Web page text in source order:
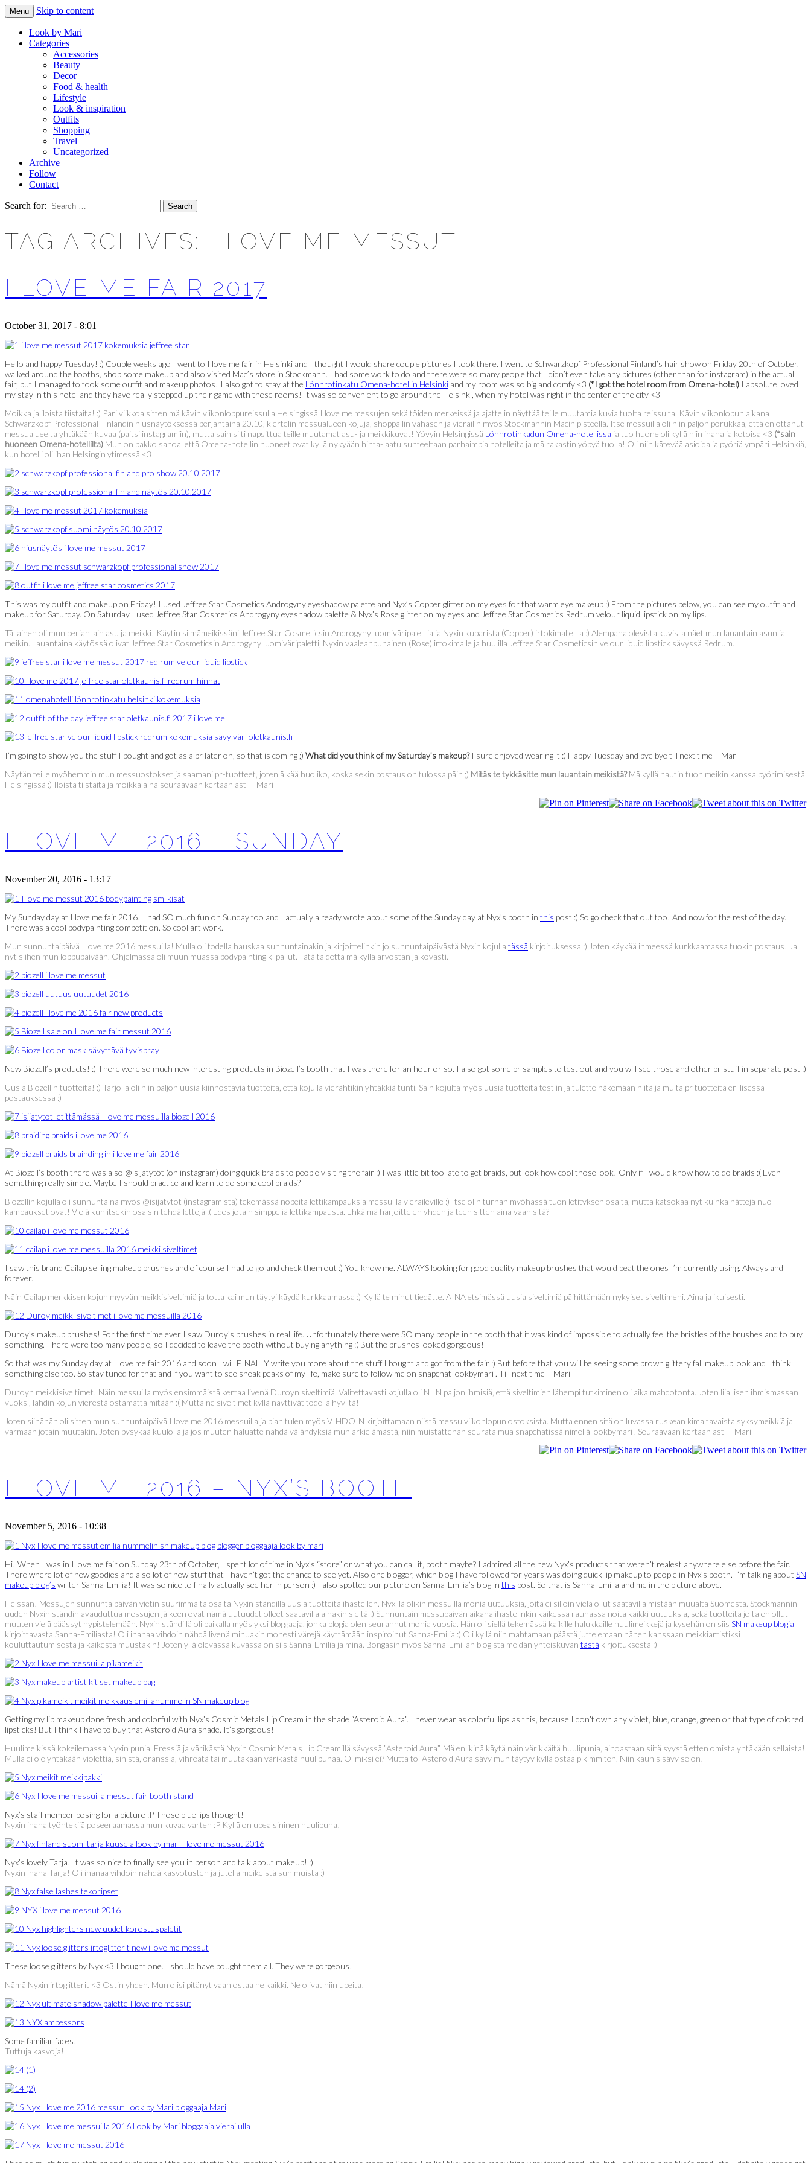
LOOK BY MARI
Makeup & beauty blog
Menu Skip to content
Look by Mari
Categories
Accessories
Beauty
Decor
Food & health
Lifestyle
Look & inspiration
Outfits
Shopping
Travel
Uncategorized
Archive
Follow
Contact
Search for:
TAG ARCHIVES: I LOVE ME MESSUT
I LOVE ME FAIR 2017
October 31, 2017 - 8:01
Hello and happy Tuesday! :) Couple weeks ago I went to I love me fair in Helsinki and I thought I would share couple pictures I took there. I went to Schwarzkopf Professional Finland’s hair show on Friday 20th of October,
walked around the booths, shop some makeup and also visited Mac’s store in Stockmann. I had some work to do and there were so many people that I didn’t even take any pictures (other than for instagram) in the actual
fair, but I managed to took some outfit and makeup photos! I also got to stay at the Lönnrotinkatu Omena-hotel in Helsinki and my room was so big and comfy <3 (*I got the hotel room from Omena-hotel) I absolute loved
my stay in this hotel and they have really stepped up their game with these rooms! It was so convenient to go around the Helsinki, when my hotel was right in the center of the city <3
Moikka ja iloista tiistaita! :) Pari viikkoa sitten mä kävin viikonloppureissulla Helsingissä I love me messujen sekä töiden merkeissä ja ajattelin näyttää teille muutamia kuvia tuolta reissulta. Kävin viikonlopun aikana
Schwarzkopf Professional Finlandin hiusnäytöksessä perjantaina 20.10, kiertelin messualueen kojuja, shoppailin vähäsen ja vierailin myös Stockmannin Macin pisteellä. Itse messuilla oli niin paljon porukkaa, että en ottanut
messualueelta yhtäkään kuvaa (paitsi instagramiin), mutta sain silti napsittua teille muutamat asu- ja meikkikuvat! Yövyin Helsingissä Lönnrotinkadun Omena-hotellissa ja tuo huone oli kyllä niin ihana ja kotoisa <3 (*sain
huoneen Omena-hotellilta) Mun on pakko sanoa, että Omena-hotellin huoneet ovat kyllä nykyään hinta-laatu suhteeltaan parhaimpia hotelleita ja mä rakastin yöpyä tuolla! Oli niin kätevää asioida ja pyöriä ympäri Helsinkiä,
kun hotelli oli ihan Helsingin ytimessä <3
This was my outfit and makeup on Friday! I used Jeffree Star Cosmetics Androgyny eyeshadow palette and Nyx’s Copper glitter on my eyes for that warm eye makeup :) From the pictures below, you can see my outfit and
makeup for Saturday. On Saturday I used Jeffree Star Cosmetics Androgyny eyeshadow palette & Nyx’s Rose glitter on my eyes and Jeffree Star Cosmetics Redrum velour liquid lipstick on my lips.
Tällainen oli mun perjantain asu ja meikki! Käytin silmämeikissäni Jeffree Star Cosmeticsin Androgyny luomiväripalettia ja Nyxin kuparista (Copper) irtokimalletta :) Alempana olevista kuvista näet mun lauantain asun ja
meikin. Lauantaina käytössä olivat Jeffree Star Cosmeticsin Androgyny luomiväripaletti, Nyxin vaaleanpunainen (Rose) irtokimalle ja huulilla Jeffree Star Cosmeticsin velour liquid lipstick sävyssä Redrum.
I’m going to show you the stuff I bought and got as a pr later on, so that is coming ;) What did you think of my Saturday’s makeup?I sure enjoyed wearing it :) Happy Tuesday and bye bye till next time – Mari
Näytän teille myöhemmin mun messuostokset ja saamani pr-tuotteet, joten älkää huoliko, koska sekin postaus on tulossa päin ;) Mitäs te tykkäsitte mun lauantain meikistä?Mä kyllä nautin tuon meikin kanssa pyörimisestä
Helsingissä :) Iloista tiistaita ja moikka aina seuraavaan kertaan asti – Mari
I LOVE ME 2016 – SUNDAY
November 20, 2016 - 13:17
My Sunday day at I love me fair 2016! I had SO much fun on Sunday too and I actually already wrote about some of the Sunday day at Nyx’s booth in this post :) So go check that out too! And now for the rest of the day.
There was a cool bodypainting competition. So cool art work.
Mun sunnuntaipäivä I love me 2016 messuilla! Mulla oli todella hauskaa sunnuntainakin ja kirjoittelinkin jo sunnuntaipäivästä Nyxin kojulla tässä kirjoituksessa :) Joten käykää ihmeessä kurkkaamassa tuokin postaus! Ja
nyt siihen mun loppupäivään. Ohjelmassa oli muun muassa bodypainting kilpailut. Tätä taidetta mä kyllä arvostan ja kovasti.
New Biozell’s products! :) There were so much new interesting products in Biozell’s booth that I was there for an hour or so. I also got some pr samples to test out and you will see those and other pr stuff in separate post :)
Uusia Biozellin tuotteita! :) Tarjolla oli niin paljon uusia kiinnostavia tuotteita, että kojulla vierähtikin yhtäkkiä tunti. Sain kojulta myös uusia tuotteita testiin ja tulette näkemään niitä ja muita pr tuotteita erillisessä
postauksessa :)
At Biozell’s booth there was also @isijatytöt (on instagram) doing quick braids to people visiting the fair :) I was little bit too late to get braids, but look how cool those look! Only if I would know how to do braids :( Even
something really simple. Maybe I should practice and learn to do some cool braids?
Biozellin kojulla oli sunnuntaina myös @isijatytot (instagramista) tekemässä nopeita lettikampauksia messuilla vieraileville :) Itse olin turhan myöhässä tuon letityksen osalta, mutta katsokaa nyt kuinka nättejä nuo
kampaukset ovat! Vielä kun itsekin osaisin tehdä lettejä :( Edes jotain simppeliä lettikampausta. Ehkä mä harjoittelen yhden ja teen sitten aina vaan sitä?
I saw this brand Cailap selling makeup brushes and of course I had to go and check them out :) You know me. ALWAYS looking for good quality makeup brushes that would beat the ones I’m currently using. Always and
forever.
Näin Cailap merkkisen kojun myyvän meikkisiveltimiä ja totta kai mun täytyi käydä kurkkaamassa :) Kyllä te minut tiedätte. AINA etsimässä uusia siveltimiä päihittämään nykyiset siveltimeni. Aina ja ikuisesti.
Duroy’s makeup brushes! For the first time ever I saw Duroy’s brushes in real life. Unfortunately there were SO many people in the booth that it was kind of impossible to actually feel the bristles of the brushes and to buy
something. There were too many people, so I decided to leave the booth without buying anything :( But the brushes looked gorgeous!
So that was my Sunday day at I love me fair 2016 and soon I will FINALLY write you more about the stuff I bought and got from the fair :) But before that you will be seeing some brown glittery fall makeup look and I think
something else too. So stay tuned for that and if you want to see sneak peaks of my life, make sure to follow me on snapchat lookbymari . Till next time – Mari
Duroyn meikkisiveltimet! Näin messuilla myös ensimmäistä kertaa livenä Duroyn siveltimiä. Valitettavasti kojulla oli NIIN paljon ihmisiä, että siveltimien lähempi tutkiminen oli aika mahdotonta. Joten liiallisen ihmismassan
vuoksi, lähdin kojun vierestä ostamatta mitään :( Mutta ne siveltimet kyllä näyttivät todella hyviltä!
Joten siinähän oli sitten mun sunnuntaipäivä I love me 2016 messuilla ja pian tulen myös VIHDOIN kirjoittamaan niistä messu viikonlopun ostoksista. Mutta ennen sitä on luvassa ruskean kimaltavaista syksymeikkiä ja
varmaan jotain muutakin. Joten pysykää kuulolla ja jos muuten haluatte nähdä välähdyksiä mun arkielämästä, niin muistattehan seurata mua snapchatissä nimellä lookbymari . Seuraavaan kertaan asti – Mari
I LOVE ME 2016 – NYX’S BOOTH
November 5, 2016 - 10:38
Hi! When I was in I love me fair on Sunday 23th of October, I spent lot of time in Nyx’s “store” or what you can call it, booth maybe? I admired all the new Nyx’s products that weren’t realest anywhere else before the fair.
There where lot of new goodies and also lot of new stuff that I haven’t got the chance to see yet. Also one blogger, which blog I have followed for years was doing quick lip makeup to people in Nyx’s booth. I’m talking about SN
makeup blog’s writer Sanna-Emilia! It was so nice to finally actually see her in person :) I also spotted our picture on Sanna-Emilia’s blog in this post. So that is Sanna-Emilia and me in the picture above.
Heissan! Messujen sunnuntaipäivän vietin suurimmalta osalta Nyxin ständillä uusia tuotteita ihastellen. Nyxillä olikin messuilla monia uutuuksia, joita ei silloin vielä ollut saatavilla mistään muualta Suomesta. Stockmannin
uuden Nyxin ständin avauduttua messujen jälkeen ovat nämä uutuudet olleet saatavilla ainakin sieltä :) Sunnuntain messupäivän aikana ihastelinkin kaikessa rauhassa noita kaikki uutuuksia, sekä tuotteita joita en ollut
muuten vielä päässyt hypistelemään. Nyxin ständillä oli paikalla myös yksi bloggaaja, jonka blogia olen seurannut monia vuosia. Hän oli siellä tekemässä kaikille halukkaille huulimeikkejä ja kysehän on siis SN makeup blogia
kirjoittavasta Sanna-Emiliasta! Oli ihanaa vihdoin nähdä livenä minuakin monesti värejä käyttämään inspiroinut Sanna-Emilia :) Oli kyllä niin mahtamaan päästä juttelemaan hänen kanssaan meikkiartistiksi
kouluttautumisesta ja kaikesta muustakin! Joten yllä olevassa kuvassa on siis Sanna-Emilia ja minä. Bongasin myös Sanna-Emilian blogista meidän yhteiskuvan tästä kirjoituksesta :)
Getting my lip makeup done fresh and colorful with Nyx’s Cosmic Metals Lip Cream in the shade “Asteroid Aura”. I never wear as colorful lips as this, because I don’t own any violet, blue, orange, green or that type of colored
lipsticks! But I think I have to buy that Asteroid Aura shade. It’s gorgeous!
Huulimeikissä kokeilemassa Nyxin punia. Fressiä ja värikästä Nyxin Cosmic Metals Lip Creamillä sävyssä ”Asteroid Aura”. Mä en ikinä käytä näin värikkäitä huulipunia, ainoastaan siitä syystä etten omista yhtäkään sellaista!
Mulla ei ole yhtäkään violettia, sinistä, oranssia, vihreätä tai muutakaan värikästä huulipunaa. Oi miksi ei? Mutta toi Asteroid Aura sävy mun täytyy kyllä ostaa pikimmiten. Niin kaunis sävy se on!
Nyx’s staff member posing for a picture :P Those blue lips thought!
Nyxin ihana työntekijä poseeraamassa mun kuvaa varten :P Kyllä on upea sininen huulipuna!
Nyx’s lovely Tarja! It was so nice to finally see you in person and talk about makeup! :)
Nyxin ihana Tarja! Oli ihanaa vihdoin nähdä kasvotusten ja jutella meikeistä sun muista :)
These loose glitters by Nyx <3 I bought one. I should have bought them all. They were gorgeous!
Nämä Nyxin irtoglitterit <3 Ostin yhden. Mun olisi pitänyt vaan ostaa ne kaikki. Ne olivat niin upeita!
Some familiar faces!
Tuttuja kasvoja!